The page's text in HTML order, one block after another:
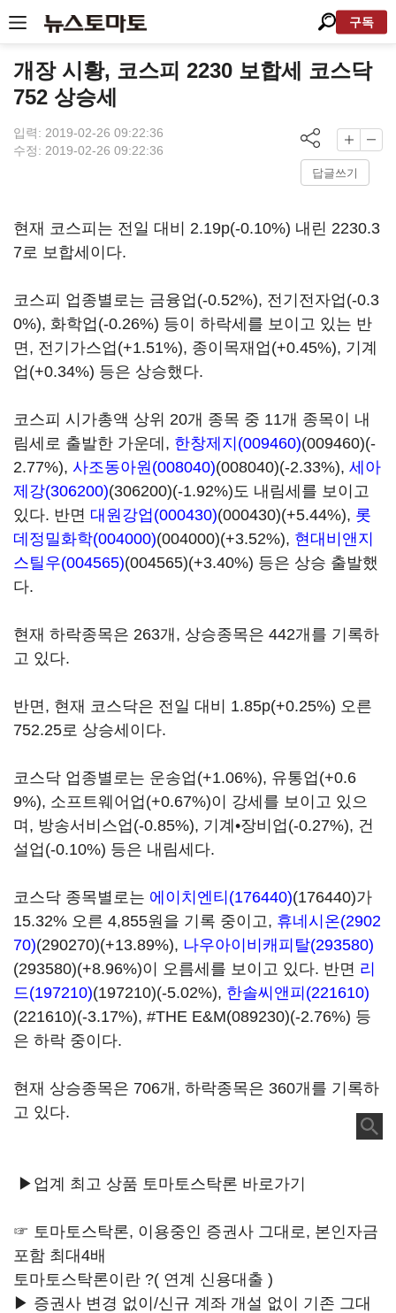
구독
개장 시황, 코스피 2230 보합세 코스닥
752 상승세
입력: 2019-02-26 09:22:36
수정: 2019-02-26 09:22:36
답글쓰기
현재 코스피는 전일 대비 2.19p(-0.10%) 내린 2230.3
7로 보합세이다.
코스피 업종별로는 금융업(-0.52%), 전기전자업(-0.3
0%), 화학업(-0.26%) 등이 하락세를 보이고 있는 반
면, 전기가스업(+1.51%), 종이목재업(+0.45%), 기계
업(+0.34%) 등은 상승했다.
코스피 시가총액 상위 20개 종목 중 11개 종목이 내
림세로 출발한 가운데, 한창제지(009460)(009460)(-
2.77%), 사조동아원(008040)(008040)(-2.33%), 세아
제강(306200)(306200)(-1.92%)도 내림세를 보이고
있다. 반면 대원강업(000430)(000430)(+5.44%), 롯
데정밀화학(004000)(004000)(+3.52%), 현대비앤지
스틸우(004565)(004565)(+3.40%) 등은 상승 출발했
다.
현재 하락종목은 263개, 상승종목은 442개를 기록하
고 있다.
반면, 현재 코스닥은 전일 대비 1.85p(+0.25%) 오른
752.25로 상승세이다.
코스닥 업종별로는 운송업(+1.06%), 유통업(+0.6
9%), 소프트웨어업(+0.67%)이 강세를 보이고 있으
며, 방송서비스업(-0.85%), 기계•장비업(-0.27%), 건
설업(-0.10%) 등은 내림세다.
코스닥 종목별로는 에이치엔티(176440)(176440)가
15.32% 오른 4,855원을 기록 중이고, 휴네시온(2902
70)(290270)(+13.89%), 나우아이비캐피탈(293580)
(293580)(+8.96%)이 오름세를 보이고 있다. 반면 리
드(197210)(197210)(-5.02%), 한솔씨앤피(221610)
(221610)(-3.17%), #THE E&M(089230)(-2.76%) 등
은 하락 중이다.
현재 상승종목은 706개, 하락종목은 360개를 기록하
고 있다.
▶업계 최고 상품 토마토스탁론 바로가기
☞ 토마토스탁론, 이용중인 증권사 그대로, 본인자금
포함 최대4배
토마토스탁론이란 ?( 연계 신용대출 )
▶ 증권사 변경 없이/신규 계좌 개설 없이 기존 그대